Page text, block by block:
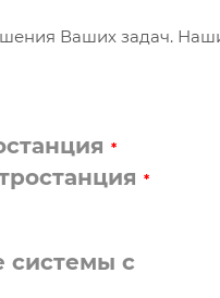
Ваших задач.
*
*
системы с